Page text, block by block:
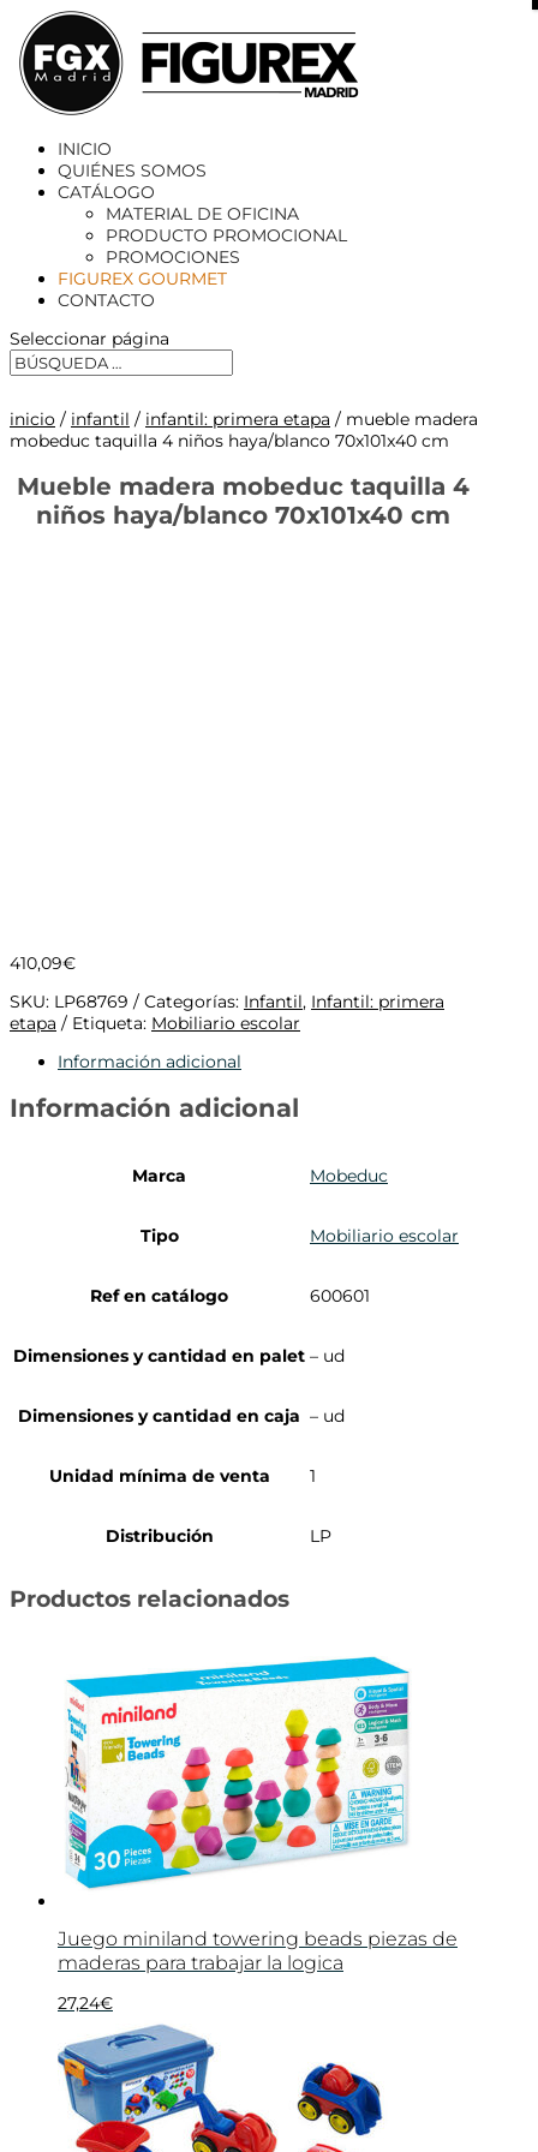
INICIO
QUIÉNES SOMOS
CATÁLOGO
MATERIAL DE OFICINA
PRODUCTO PROMOCIONAL
PROMOCIONES
FIGUREX GOURMET
CONTACTO
Seleccionar página
inicio / infantil / infantil: primera etapa / mueble madera
mobeduc taquilla 4 niños haya/blanco 70x101x40 cm
Mueble madera mobeduc taquilla 4
niños haya/blanco 70x101x40 cm
410,09€
SKU: LP68769 Categorías: Infantil, Infantil: primera
etapa
Etiqueta: Mobiliario escolar
Información adicional
Información adicional
Marca Mobeduc
Tipo Mobiliario escolar
Ref en catálogo 600601
Dimensiones y cantidad en palet – ud
Dimensiones y cantidad en caja – ud
Unidad mínima de venta 1
Distribución LP
Productos relacionados
Juego miniland towering beads piezas de
maderas para trabajar la logica
27,24€